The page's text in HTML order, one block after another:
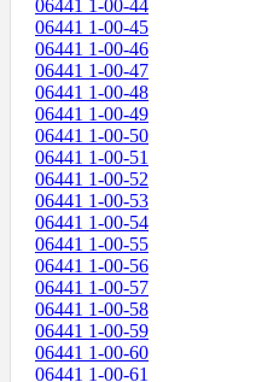
06441 1-00-44
06441 1-00-45
06441 1-00-46
06441 1-00-47
06441 1-00-48
06441 1-00-49
06441 1-00-50
06441 1-00-51
06441 1-00-52
06441 1-00-53
06441 1-00-54
06441 1-00-55
06441 1-00-56
06441 1-00-57
06441 1-00-58
06441 1-00-59
06441 1-00-60
06441 1-00-61